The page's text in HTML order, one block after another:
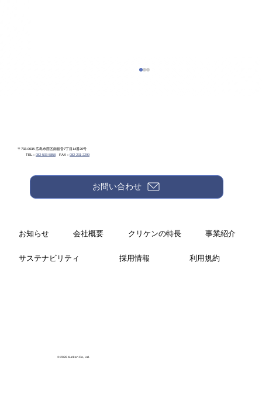
経営計画発表会を開催しました
〒733-0035 広島市西区南観音7丁目14番20号
TEL：082-503-5858 FAX：082-231-2299
© 2026 Kuriken Co., Ltd.
お知らせ 会社概要 クリケンの特長 事業紹介
サステナビリティ 採用情報 利用規約
お問い合わせ